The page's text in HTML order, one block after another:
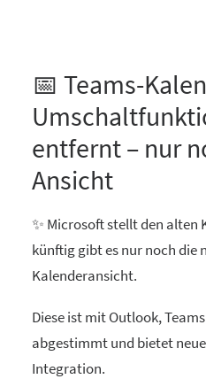
📅 Teams-
entfernt – nur
Ansicht
✨ Microsoft stellt den alten
künftig gibt es nur noch die
Kalenderansicht.
Diese ist mit Outlook,
abgestimmt und bietet
Integration.